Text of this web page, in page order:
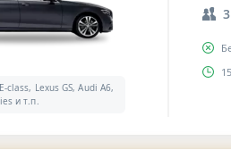
class, Lexus GS, Audi A6,
и т.п.
3